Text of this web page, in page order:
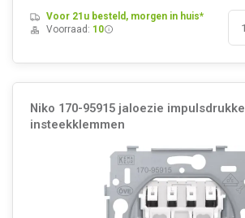
Voor 21u besteld, morgen in huis*
Voorraad: 10
Niko 170-95915 jaloezie
insteekklemmen